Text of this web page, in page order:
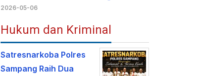
2026-05-06
Hukum dan Kriminal
Satresnarkoba Polres
Sampang Raih Dua